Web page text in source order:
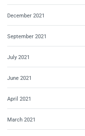
December 2021
September 2021
July 2021
June 2021
April 2021
March 2021